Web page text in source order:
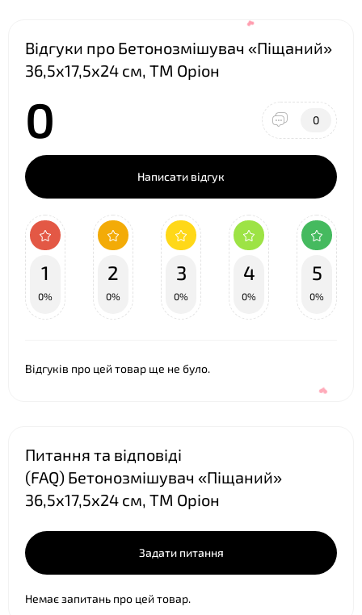
Відгуки про Бетонозмішувач «Піщаний»
36,5х17,5х24 см, ТМ Оріон
0 0
Написати відгук
1
0%
2
0%
3
0%
4
0%
5
0%
Відгуків про цей товар ще не було.
Питання та відповіді
(FAQ) Бетонозмішувач «Піщаний»
36,5х17,5х24 см, ТМ Оріон
Задати питання
Немає запитань про цей товар.